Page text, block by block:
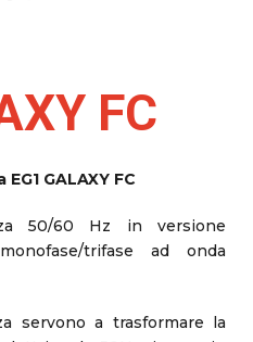
FC
GALAXY FC
50/60 Hz in versione
trifase ad onda
servono a trasformare la